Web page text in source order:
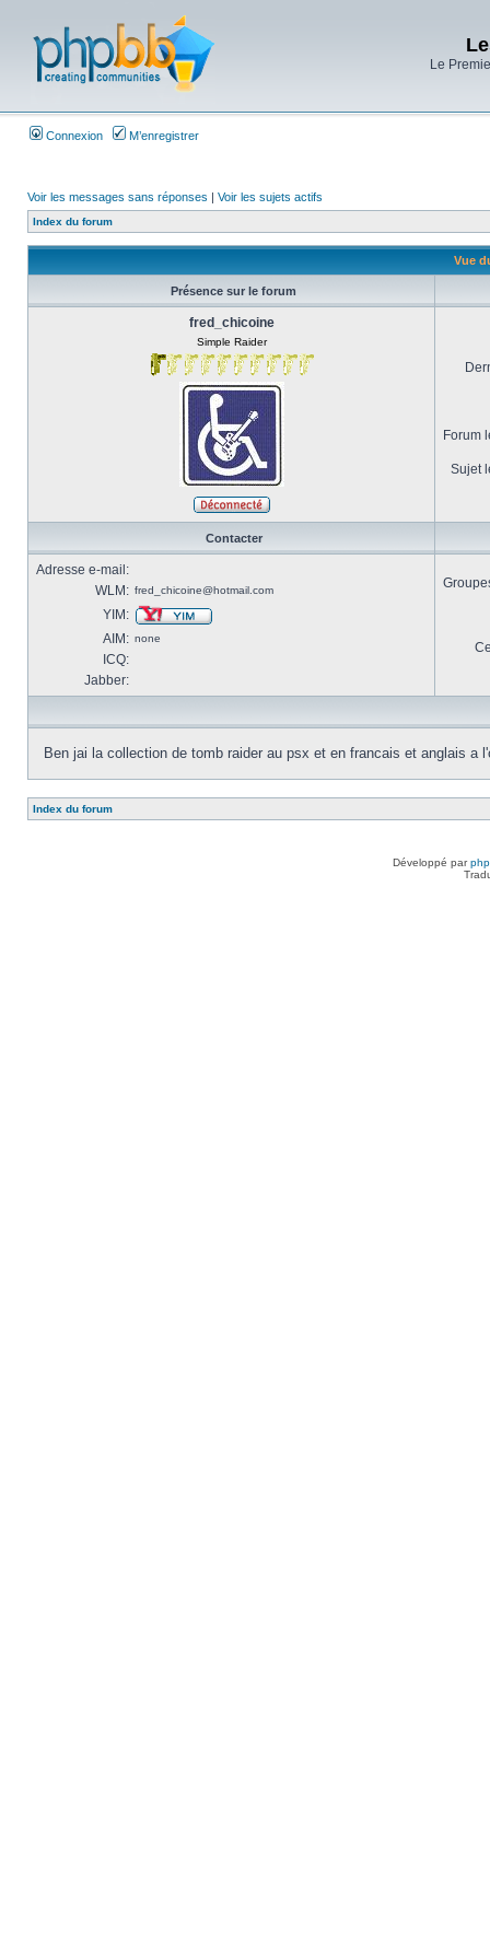
Le
Connexion M’enregistrer
Voir les messages sans réponses | Voir les sujets actifs
Index du forum
Vue
Présence sur le forum
fred_chicoine
Simple Raider
Forum
Sujet
Contacter
Adresse e-mail:
WLM: fred_chicoine@hotmail.com
YIM:
AIM: none
ICQ:
Jabber:
Ben jai la collection de tomb raider au psx et en francais et anglais a
Index du forum
Développé par